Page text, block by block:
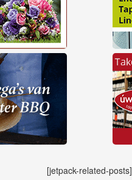
[jetpack-related-posts]